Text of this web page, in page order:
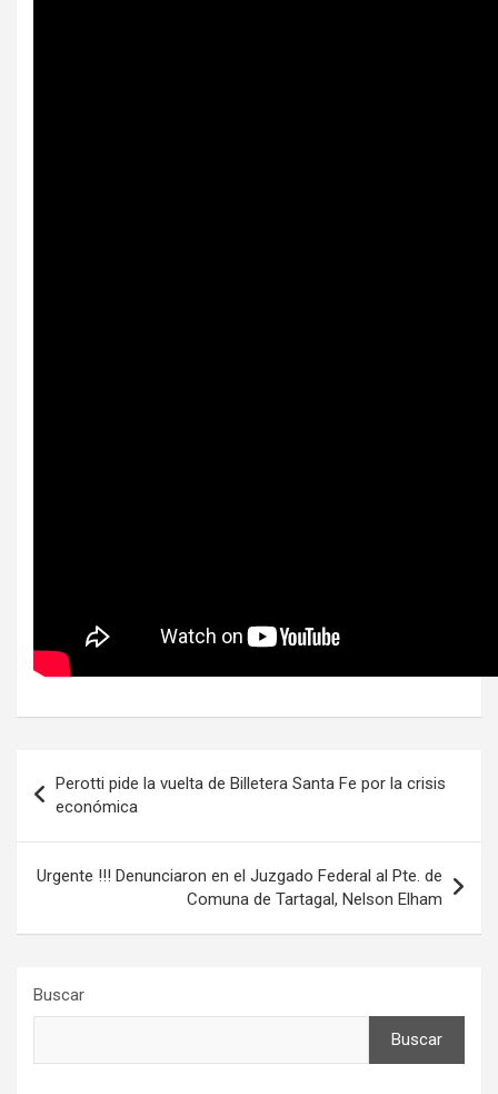
de
entradas
Perotti pide la vuelta de Billetera Santa Fe por la crisis
económica
Urgente !!! Denunciaron en el Juzgado Federal al Pte. de
Comuna de Tartagal, Nelson Elham
Buscar
Buscar